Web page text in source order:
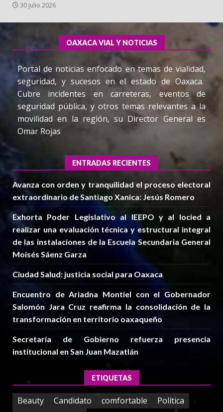
30 julio 2026
OAXACA VIAL Y NOTICIAS
Portal de noticias enfocado en temas de vialidad,
seguridad, y sucesos en el estado de Oaxaca.
Cubre incidentes en carreteras, eventos de
seguridad pública, y otros temas relevantes a la
movilidad en la región, su Director General es
Omar Rojas
ENTRADAS RECIENTES
Avanza con orden y tranquilidad el proceso electoral
extraordinario de Santiago Xanica: Jesús Romero
Exhorta Poder Legislativo al IEEPO y al Iocied a
realizar una evaluación técnica y estructural integral
de las instalaciones de la Escuela Secundaria General
Moisés Sáenz Garza
Ciudad Salud: justicia social para Oaxaca
Encuentro de Ariadna Montiel con el Gobernador
Salomón Jara Cruz reafirma la consolidación de la
transformación en territorio oaxaqueño
Secretaría de Gobierno refuerza presencia
institucional en San Juan Mazatlán
ETIQUETAS
Beauty Candidato comfortable
Política